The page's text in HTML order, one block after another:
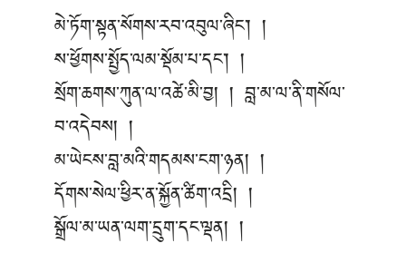
མེ་ཏོག་སྟན་སོགས་རབ་འབུལ་ཞིང༌། །
ས་ཕྱོགས་སྤྱོད་ལམ་སྡོམ་པ་དང༌། །
སྲོག་ཆགས་ཀུན་ལ་འཚེ་མི་བྱ། ། བླ་མ་ལ་ནི་གསོལ་
བ་འདེབས། །
མ་ཡེངས་བླ་མའི་གདམས་ངག་ཉན། །
དོགས་སེལ་ཕྱིར་ན་སྐྱོན་ཚིག་འདྲི། །
སྒྲོལ་མ་ཡན་ལག་དྲུག་དང་ལྡན། །